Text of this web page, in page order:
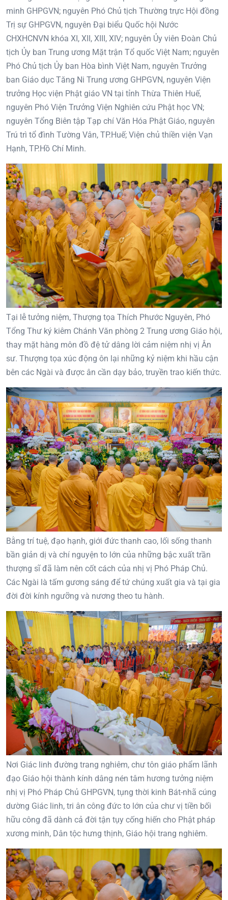
minh GHPGVN; nguyên Phó Chủ tịch Thường trực Hội đồng
Trị sự GHPGVN, nguyên Đại biểu Quốc hội Nước
CHXHCNVN khóa XI, XII, XIII, XIV; nguyên Ủy viên Đoàn Chủ
tịch Ủy ban Trung ương Mặt trận Tổ quốc Việt Nam; nguyên
Phó Chủ tịch Ủy ban Hòa bình Việt Nam, nguyên Trưởng
ban Giáo dục Tăng Ni Trung ương GHPGVN, nguyên Viện
trưởng Học viện Phật giáo VN tại tỉnh Thừa Thiên Huế,
nguyên Phó Viện Trưởng Viện Nghiên cứu Phật học VN;
nguyên Tổng Biên tập Tạp chí Văn Hóa Phật Giáo, nguyên
Trú trì tổ đình Tường Vân, TP.Huế; Viện chủ thiền viện Vạn
Hạnh, TP.Hồ Chí Minh.
Tại lễ tưởng niệm, Thượng tọa Thích Phước Nguyên, Phó
Tổng Thư ký kiêm Chánh Văn phòng 2 Trung ương Giáo hội,
thay mặt hàng môn đồ đệ tử dâng lời cảm niệm nhị vị Ân
sư. Thượng tọa xúc động ôn lại những kỷ niệm khi hầu cận
bên các Ngài và được ân cần dạy bảo, truyền trao kiến thức.
Bằng trí tuệ, đạo hạnh, giới đức thanh cao, lối sống thanh
bần giản dị và chí nguyện to lớn của những bậc xuất trần
thượng sĩ đã làm nên cốt cách của nhị vị Phó Pháp Chủ.
Các Ngài là tấm gương sáng để tứ chúng xuất gia và tại gia
đời đời kính ngưỡng và nương theo tu hành.
Nơi Giác linh đường trang nghiêm, chư tôn giáo phẩm lãnh
đạo Giáo hội thành kính dâng nén tâm hương tưởng niệm
nhị vị Phó Pháp Chủ GHPGVN, tụng thời kinh Bát-nhã cúng
dường Giác linh, tri ân công đức to lớn của chư vị tiền bối
hữu công đã dành cả đời tận tụy cống hiến cho Phật pháp
xương minh, Dân tộc hưng thịnh, Giáo hội trang nghiêm.